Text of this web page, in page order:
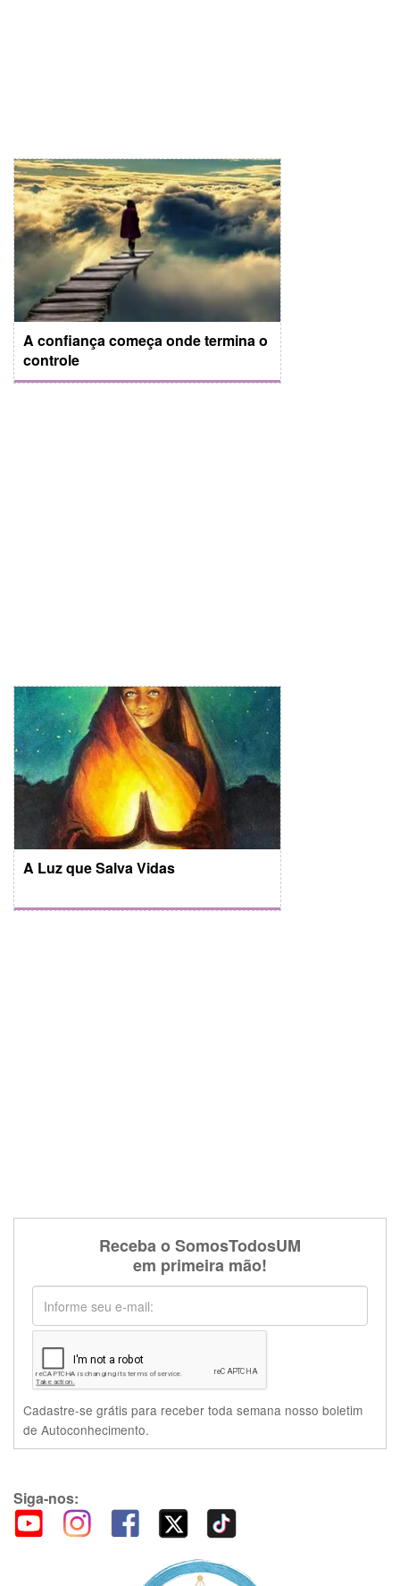
A confiança começa onde termina o
controle
A Luz que Salva Vidas
Receba o SomosTodosUM
em primeira mão!
Cadastre-se grátis para receber toda semana nosso boletim
de Autoconhecimento.
Siga-nos: